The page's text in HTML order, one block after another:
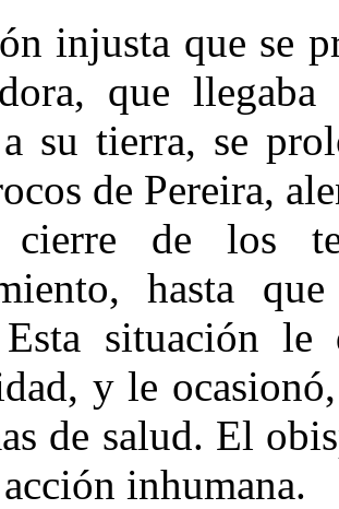
injusta que se
que
su tierra, se
de Pereira,
de los
hasta
situación
y le
de salud. El
inhumana.